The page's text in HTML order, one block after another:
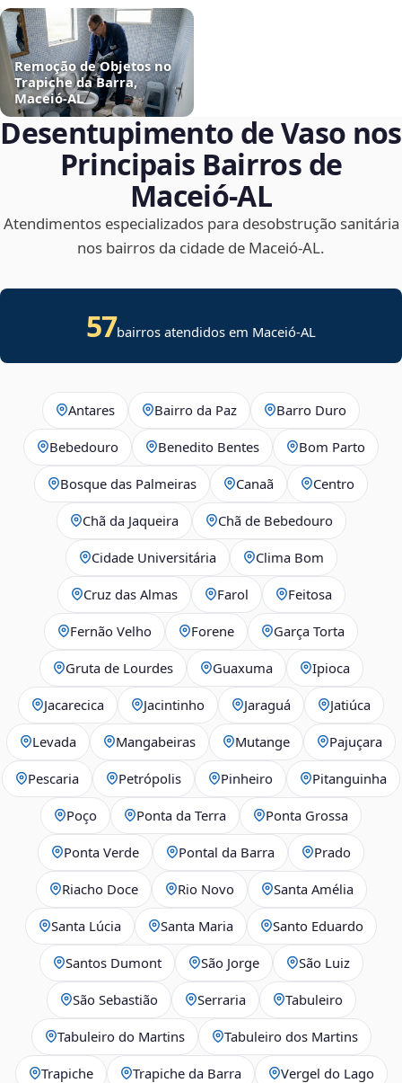
Remoção de Objetos no
Trapiche da Barra,
Maceió‑AL
Desentupimento de Vaso nos
Principais Bairros de
Maceió‑AL
Atendimentos especializados para desobstrução sanitária
nos bairros da cidade de Maceió‑AL.
57bairros atendidos em Maceió-AL
Antares Bairro da Paz Barro Duro
Bebedouro Benedito Bentes Bom Parto
Bosque das Palmeiras Canaã Centro
Chã da Jaqueira Chã de Bebedouro
Cidade Universitária Clima Bom
Cruz das Almas Farol Feitosa
Fernão Velho Forene Garça Torta
Gruta de Lourdes Guaxuma Ipioca
Jacarecica Jacintinho Jaraguá Jatiúca
Levada Mangabeiras Mutange Pajuçara
Pescaria Petrópolis Pinheiro Pitanguinha
Poço Ponta da Terra Ponta Grossa
Ponta Verde Pontal da Barra Prado
Riacho Doce Rio Novo Santa Amélia
Santa Lúcia Santa Maria Santo Eduardo
Santos Dumont São Jorge São Luiz
São Sebastião Serraria Tabuleiro
Tabuleiro do Martins Tabuleiro dos Martins
Trapiche Trapiche da Barra Vergel do Lago